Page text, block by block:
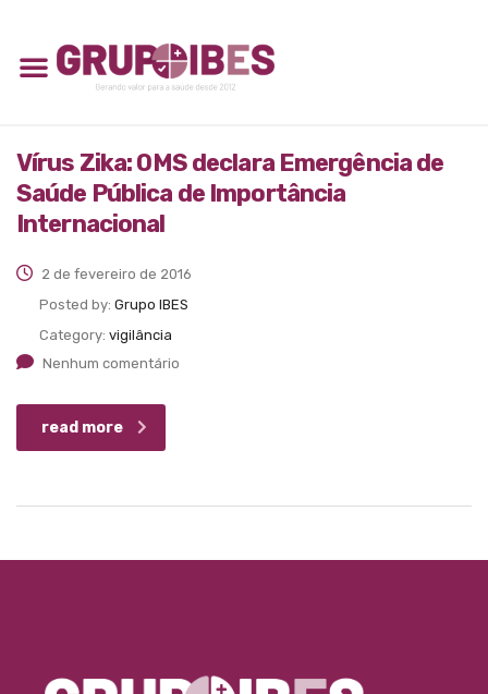
Vírus Zika: OMS declara Emergência de
Saúde Pública de Importância
Internacional
2 de fevereiro de 2016
Posted by: Grupo IBES
Category: vigilância
Nenhum comentário
read more